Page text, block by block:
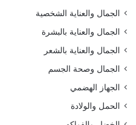
الجمال والعناية الشخصية
الجمال والعناية بالبشرة
الجمال والعناية بالشعر
الجمال وصحة الجسم
الجهاز الهضمي
الحمل والولادة